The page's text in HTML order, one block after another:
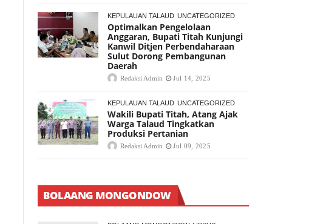
KEPULAUAN TALAUD UNCATEGORIZED
Optimalkan Pengelolaan
Anggaran, Bupati Titah Kunjungi
Kanwil Ditjen Perbendaharaan
Sulut Dorong Pembangunan
Daerah
Redaksi Admin Jul 14, 2025
KEPULAUAN TALAUD UNCATEGORIZED
Wakili Bupati Titah, Atang Ajak
Warga Talaud Tingkatkan
Produksi Pertanian
Redaksi Admin Jul 09, 2025
BOLAANG MONGONDOW